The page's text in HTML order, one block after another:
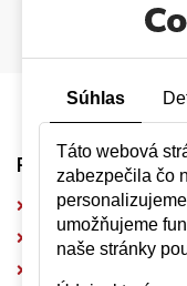
PONÚKAME
Kamenný koberec do
Kamenný koberec do
Súhlas
Táto webová
zabezpečila čo
umožňujeme
naše stránky